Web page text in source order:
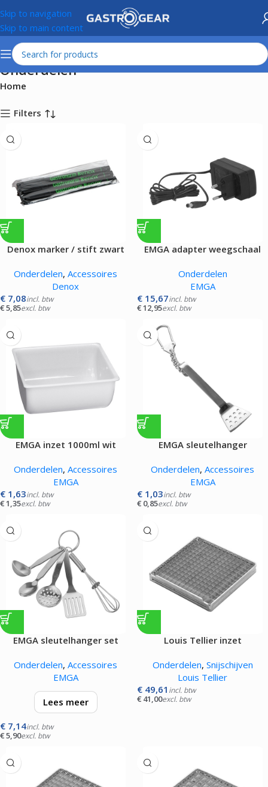
Skip to navigation
Skip to main content
Onderdelen
Home
Filters
Denox marker / stift zwart
Onderdelen, Accessoires
Denox
€ 7,08incl. btw
€5,85excl. btw
EMGA adapter weegschaal
Onderdelen
EMGA
€ 15,67incl. btw
€12,95excl. btw
EMGA inzet 1000ml wit
Onderdelen, Accessoires
EMGA
€ 1,63incl. btw
€1,35excl. btw
EMGA sleutelhanger
Onderdelen, Accessoires
EMGA
€ 1,03incl. btw
€ 0,85excl. btw
EMGA sleutelhanger set
Onderdelen, Accessoires
EMGA
Lees meer
set bestaande uit garde,
bakspaan, schuimspaan, lepel
€ 7,14incl. btw
€5,90excl. btw
Louis Tellier inzet
Onderdelen, Snijschijven
Louis Tellier
€ 49,61 incl. btw
€ 41,00excl. btw